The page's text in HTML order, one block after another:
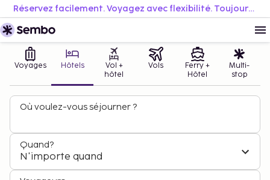
Réservez facilement. Voyagez avec flexibilité. Toujours au meilleur prix.
Voyages Hôtels
Vol +
hôtel
Vols
Ferry +
Hôtel
Multi-
stop
Où voulez-vous séjourner ?
Quand?
N'importe quand